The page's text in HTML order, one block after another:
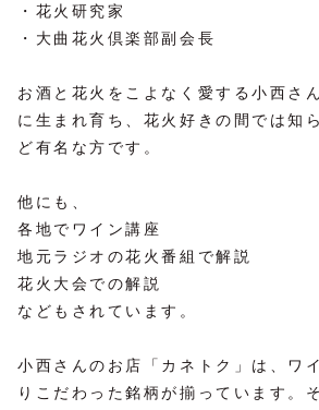
・花火研究家
・大曲花火倶楽部副会長
お酒と花火をこよなく愛する小西さ
に生まれ育ち、花火好きの間では知
ど有名な方です。
他にも、
各地でワイン講座
地元ラジオの花火番組で解説
花火大会での解説
などもされています。
小西さんのお店「カネトク」は、ワ
りこだわった銘柄が揃っています。